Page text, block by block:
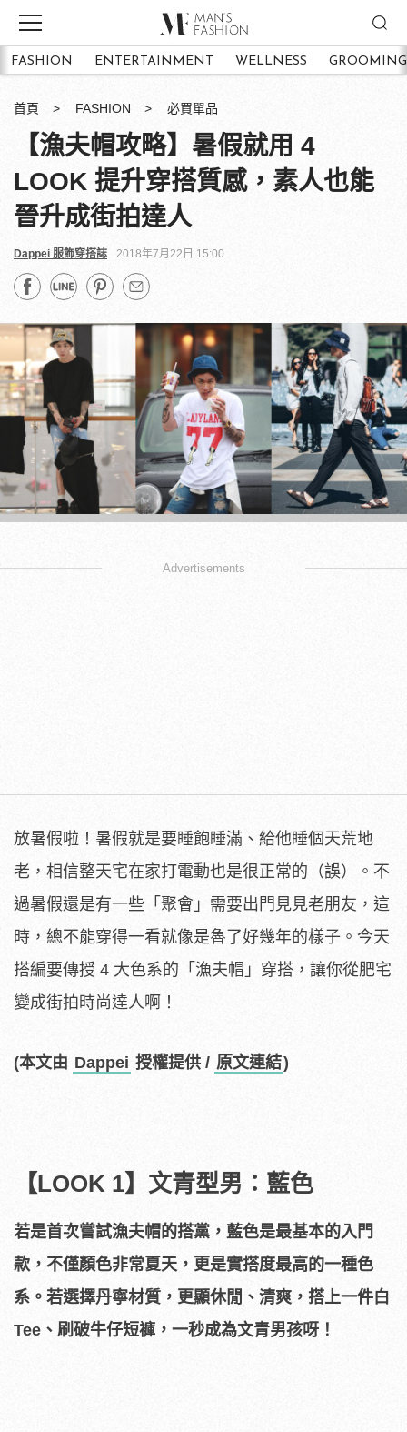
FASHION ENTERTAINMENT WELLNESS GROOMING
首頁 FASHION 必買單品
【漁夫帽攻略】暑假就用 4
LOOK 提升穿搭質感，素人也能
晉升成街拍達人
Dappei 服飾穿搭誌 2018年7月22日 15:00
Advertisements
放暑假啦！暑假就是要睡飽睡滿、給他睡個天荒地
老，相信整天宅在家打電動也是很正常的（誤）。不
過暑假還是有一些「聚會」需要出門見見老朋友，這
時，總不能穿得一看就像是魯了好幾年的樣子。今天
搭編要傳授 4 大色系的「漁夫帽」穿搭，讓你從肥宅
變成街拍時尚達人啊！
(本文由 Dappei 授權提供 / 原文連結)
【LOOK 1】文青型男：藍色
若是首次嘗試漁夫帽的搭黨，藍色是最基本的入門
款，不僅顏色非常夏天，更是實搭度最高的一種色
系。若選擇丹寧材質，更顯休閒、清爽，搭上一件白
Tee、刷破牛仔短褲，一秒成為文青男孩呀！